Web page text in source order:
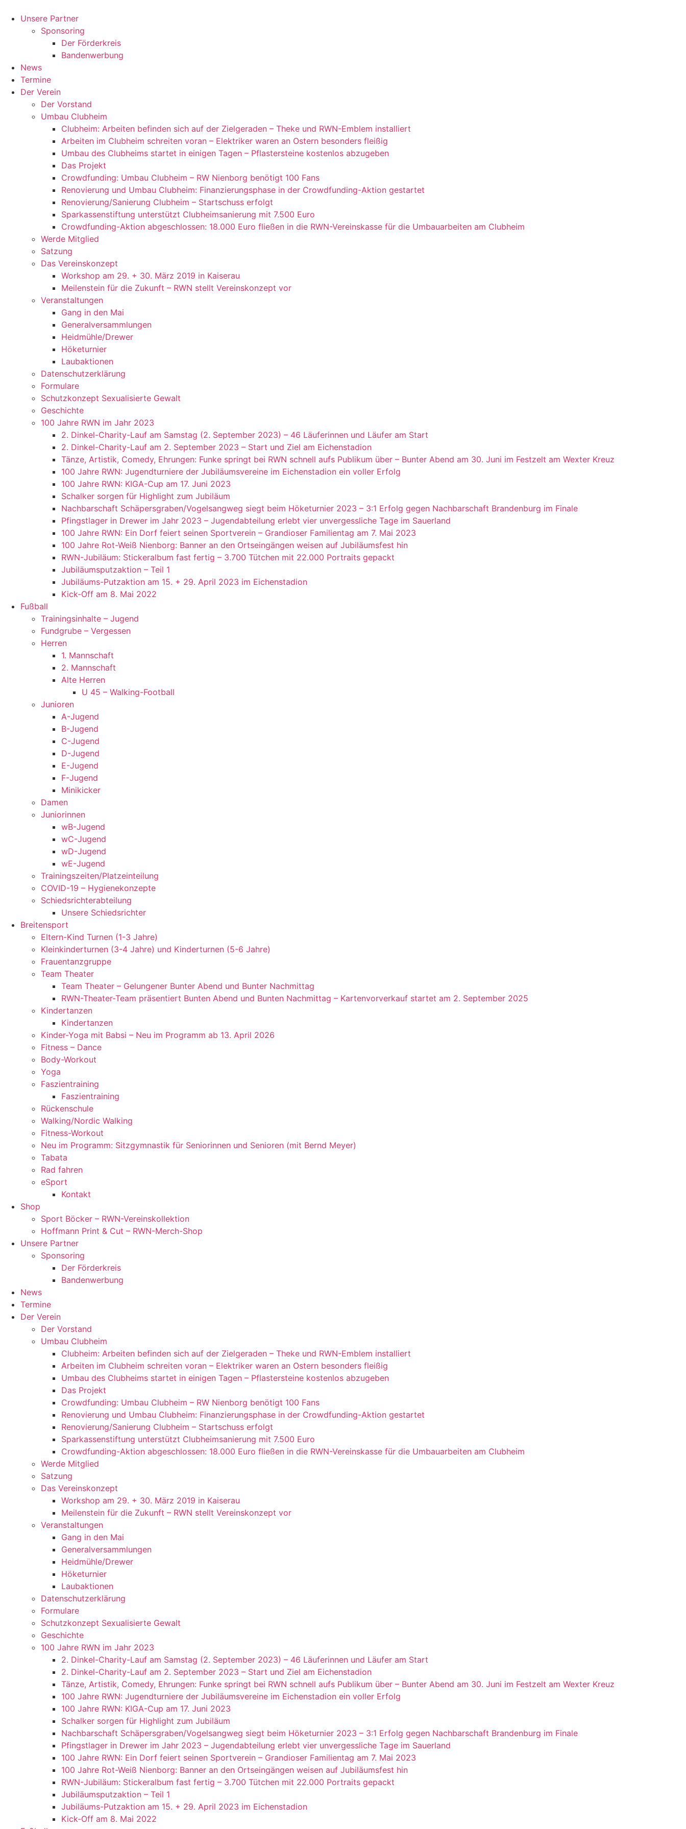
Inhalt
springen
Unsere Partner
Sponsoring
Der Förderkreis
Bandenwerbung
News
Termine
Der Verein
Der Vorstand
Umbau Clubheim
Clubheim: Arbeiten befinden sich auf der Zielgeraden – Theke und RWN-Emblem installiert
Arbeiten im Clubheim schreiten voran – Elektriker waren an Ostern besonders fleißig
Umbau des Clubheims startet in einigen Tagen – Pflastersteine kostenlos abzugeben
Das Projekt
Crowdfunding: Umbau Clubheim – RW Nienborg benötigt 100 Fans
Renovierung und Umbau Clubheim: Finanzierungsphase in der Crowdfunding-Aktion gestartet
Renovierung/Sanierung Clubheim – Startschuss erfolgt
Sparkassenstiftung unterstützt Clubheimsanierung mit 7.500 Euro
Crowdfunding-Aktion abgeschlossen: 18.000 Euro fließen in die RWN-Vereinskasse für die Umbauarbeiten am Clubheim
Werde Mitglied
Satzung
Das Vereinskonzept
Workshop am 29. + 30. März 2019 in Kaiserau
Meilenstein für die Zukunft – RWN stellt Vereinskonzept vor
Veranstaltungen
Gang in den Mai
Generalversammlungen
Heidmühle/Drewer
Höketurnier
Laubaktionen
Datenschutzerklärung
Formulare
Schutzkonzept Sexualisierte Gewalt
Geschichte
100 Jahre RWN im Jahr 2023
2. Dinkel-Charity-Lauf am Samstag (2. September 2023) – 46 Läuferinnen und Läufer am Start
2. Dinkel-Charity-Lauf am 2. September 2023 – Start und Ziel am Eichenstadion
Tänze, Artistik, Comedy, Ehrungen: Funke springt bei RWN schnell aufs Publikum über – Bunter Abend am 30. Juni im Festzelt am Wexter Kreuz
100 Jahre RWN: Jugendturniere der Jubiläumsvereine im Eichenstadion ein voller Erfolg
100 Jahre RWN: KIGA-Cup am 17. Juni 2023
Schalker sorgen für Highlight zum Jubiläum
Nachbarschaft Schäpersgraben/Vogelsangweg siegt beim Höketurnier 2023 – 3:1 Erfolg gegen Nachbarschaft Brandenburg im Finale
Pfingstlager in Drewer im Jahr 2023 – Jugendabteilung erlebt vier unvergessliche Tage im Sauerland
100 Jahre RWN: Ein Dorf feiert seinen Sportverein – Grandioser Familientag am 7. Mai 2023
100 Jahre Rot-Weiß Nienborg: Banner an den Ortseingängen weisen auf Jubiläumsfest hin
RWN-Jubiläum: Stickeralbum fast fertig – 3.700 Tütchen mit 22.000 Portraits gepackt
Jubiläumsputzaktion – Teil 1
Jubiläums-Putzaktion am 15. + 29. April 2023 im Eichenstadion
Kick-Off am 8. Mai 2022
Fußball
Trainingsinhalte – Jugend
Fundgrube – Vergessen
Herren
1. Mannschaft
2. Mannschaft
Alte Herren
U 45 – Walking-Football
Junioren
A-Jugend
B-Jugend
C-Jugend
D-Jugend
E-Jugend
F-Jugend
Minikicker
Damen
Juniorinnen
wB-Jugend
wC-Jugend
wD-Jugend
wE-Jugend
Trainingszeiten/Platzeinteilung
COVID-19 – Hygienekonzepte
Schiedsrichterabteilung
Unsere Schiedsrichter
Breitensport
Eltern-Kind Turnen (1-3 Jahre)
Kleinkinderturnen (3-4 Jahre) und Kinderturnen (5-6 Jahre)
Frauentanzgruppe
Team Theater
Team Theater – Gelungener Bunter Abend und Bunter Nachmittag
RWN-Theater-Team präsentiert Bunten Abend und Bunten Nachmittag – Kartenvorverkauf startet am 2. September 2025
Kindertanzen
Kindertanzen
Kinder-Yoga mit Babsi – Neu im Programm ab 13. April 2026
Fitness – Dance
Body-Workout
Yoga
Faszientraining
Faszientraining
Rückenschule
Walking/Nordic Walking
Fitness-Workout
Neu im Programm: Sitzgymnastik für Seniorinnen und Senioren (mit Bernd Meyer)
Tabata
Rad fahren
eSport
Kontakt
Shop
Sport Böcker – RWN-Vereinskollektion
Hoffmann Print & Cut – RWN-Merch-Shop
Unsere Partner
Sponsoring
Der Förderkreis
Bandenwerbung
News
Termine
Der Verein
Der Vorstand
Umbau Clubheim
Clubheim: Arbeiten befinden sich auf der Zielgeraden – Theke und RWN-Emblem installiert
Arbeiten im Clubheim schreiten voran – Elektriker waren an Ostern besonders fleißig
Umbau des Clubheims startet in einigen Tagen – Pflastersteine kostenlos abzugeben
Das Projekt
Crowdfunding: Umbau Clubheim – RW Nienborg benötigt 100 Fans
Renovierung und Umbau Clubheim: Finanzierungsphase in der Crowdfunding-Aktion gestartet
Renovierung/Sanierung Clubheim – Startschuss erfolgt
Sparkassenstiftung unterstützt Clubheimsanierung mit 7.500 Euro
Crowdfunding-Aktion abgeschlossen: 18.000 Euro fließen in die RWN-Vereinskasse für die Umbauarbeiten am Clubheim
Werde Mitglied
Satzung
Das Vereinskonzept
Workshop am 29. + 30. März 2019 in Kaiserau
Meilenstein für die Zukunft – RWN stellt Vereinskonzept vor
Veranstaltungen
Gang in den Mai
Generalversammlungen
Heidmühle/Drewer
Höketurnier
Laubaktionen
Datenschutzerklärung
Formulare
Schutzkonzept Sexualisierte Gewalt
Geschichte
100 Jahre RWN im Jahr 2023
2. Dinkel-Charity-Lauf am Samstag (2. September 2023) – 46 Läuferinnen und Läufer am Start
2. Dinkel-Charity-Lauf am 2. September 2023 – Start und Ziel am Eichenstadion
Tänze, Artistik, Comedy, Ehrungen: Funke springt bei RWN schnell aufs Publikum über – Bunter Abend am 30. Juni im Festzelt am Wexter Kreuz
100 Jahre RWN: Jugendturniere der Jubiläumsvereine im Eichenstadion ein voller Erfolg
100 Jahre RWN: KIGA-Cup am 17. Juni 2023
Schalker sorgen für Highlight zum Jubiläum
Nachbarschaft Schäpersgraben/Vogelsangweg siegt beim Höketurnier 2023 – 3:1 Erfolg gegen Nachbarschaft Brandenburg im Finale
Pfingstlager in Drewer im Jahr 2023 – Jugendabteilung erlebt vier unvergessliche Tage im Sauerland
100 Jahre RWN: Ein Dorf feiert seinen Sportverein – Grandioser Familientag am 7. Mai 2023
100 Jahre Rot-Weiß Nienborg: Banner an den Ortseingängen weisen auf Jubiläumsfest hin
RWN-Jubiläum: Stickeralbum fast fertig – 3.700 Tütchen mit 22.000 Portraits gepackt
Jubiläumsputzaktion – Teil 1
Jubiläums-Putzaktion am 15. + 29. April 2023 im Eichenstadion
Kick-Off am 8. Mai 2022